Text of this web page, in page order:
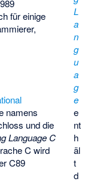
L
a
n
g
u
a
g
e
e
nt
h
äl
t
d
für einige
namens
und die
Language C
C wird
C89